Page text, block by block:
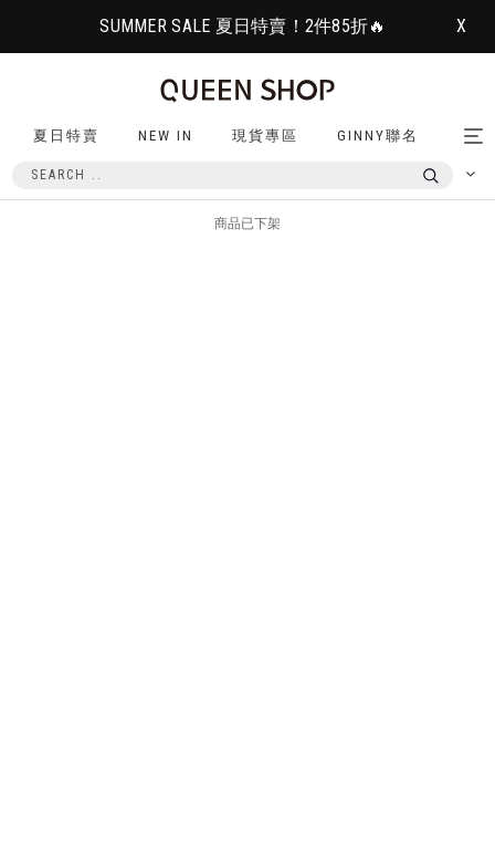
SUMMER SALE 夏日特賣！2件85折🔥 X
夏日特賣 NEW IN 現貨專區 GINNY聯名
商品已下架